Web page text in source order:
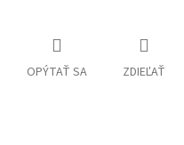
OPÝTAŤ SA ZDIEĽAŤ